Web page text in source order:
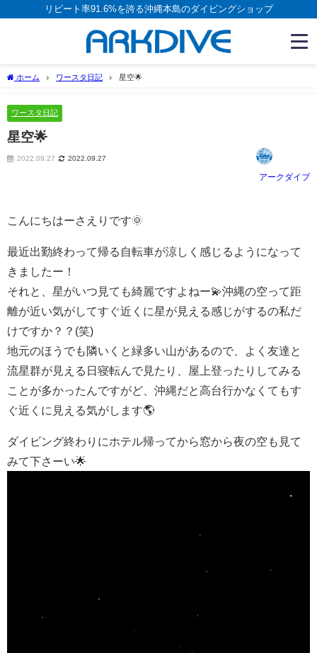
リピート率91.6%を誇る沖縄本島のダイビングショップ
ホーム ワースタ日記 星空🌟
ワースタ日記
星空🌟
2022.09.27 2022.09.27
アークダイブ
こんにちはーさえりです🌞
最近出勤終わって帰る自転車が涼しく感じるようになって
きましたー！
それと、星がいつ見ても綺麗ですよねー💫沖縄の空って距
離が近い気がしてすぐ近くに星が見える感じがするの私だ
けですか？？(笑)
地元のほうでも隣いくと緑多い山があるので、よく友達と
流星群が見える日寝転んで見たり、屋上登ったりしてみる
ことが多かったんですがど、沖縄だと高台行かなくてもす
ぐ近くに見える気がします🌎
ダイビング終わりにホテル帰ってから窓から夜の空も見て
みて下さーい🌟